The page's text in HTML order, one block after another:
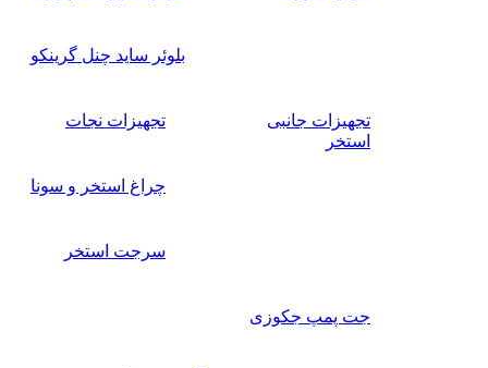
بلوئر ساید چنل گرینکو
تجهیزات جانبی
استخر
تجهیزات نجات
چراغ استخر و سونا
سرجت استخر
جت پمپ جکوزی